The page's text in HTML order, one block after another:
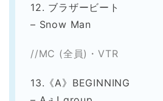
12. ブラザービート
– Snow Man
//MC (全員)・VTR
13.《A》BEGINNING